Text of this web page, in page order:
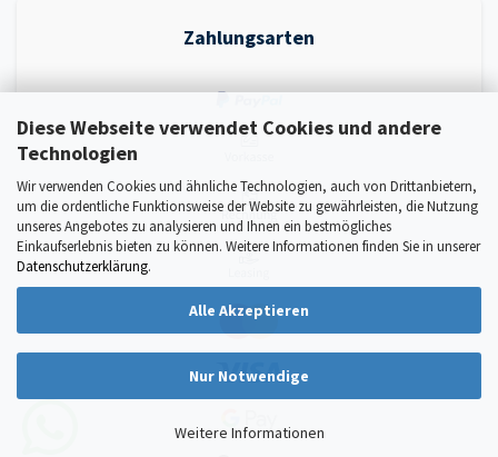
Diese Webseite verwendet Cookies und andere
Technologien
Wir verwenden Cookies und ähnliche Technologien, auch von Drittanbietern,
um die ordentliche Funktionsweise der Website zu gewährleisten, die Nutzung
unseres Angebotes zu analysieren und Ihnen ein bestmögliches
Einkaufserlebnis bieten zu können. Weitere Informationen finden Sie in unserer
Datenschutzerklärung.
Alle Akzeptieren
Nur Notwendige
Weitere Informationen
Zahlungsarten